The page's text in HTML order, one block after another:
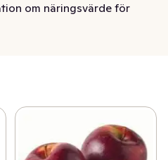
om näringsvärde för